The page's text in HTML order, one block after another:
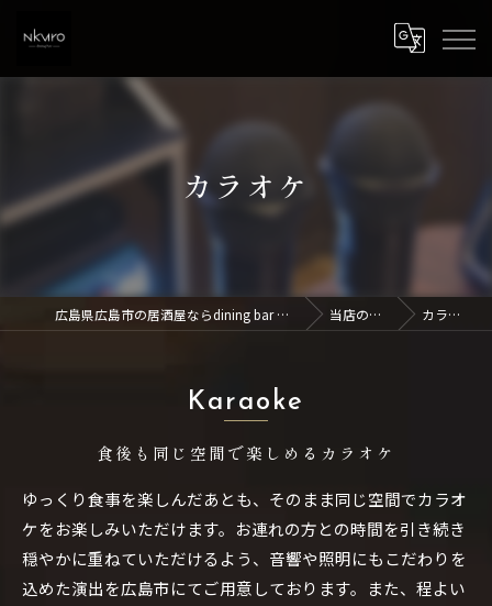
カラオケ
広島県広島市の居酒屋ならdining bar NKURO 当店の特徴 カラオケ
食後も同じ空間で楽しめるカラオケ
Karaoke
ゆっくり食事を楽しんだあとも、そのまま同じ空間でカラオ
ケをお楽しみいただけます。お連れの方との時間を引き続き
穏やかに重ねていただけるよう、音響や照明にもこだわりを
込めた演出を広島市にてご用意しております。また、程よい